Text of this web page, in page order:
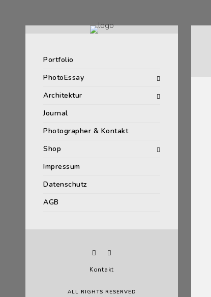
Portfolio
PhotoEssay
Architektur
Journal
Photographer & Kontakt
Shop
Impressum
Datenschutz
AGB
Kontakt
ALL RIGHTS RESERVED